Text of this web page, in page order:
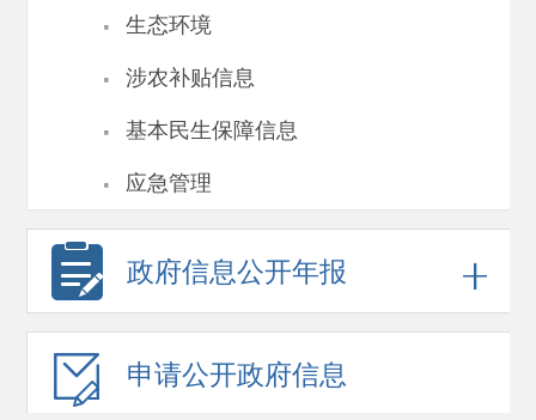
· 生态环境
· 涉农补贴信息
· 基本民生保障信息
· 应急管理
政府信息公开年报
申请公开政府信息